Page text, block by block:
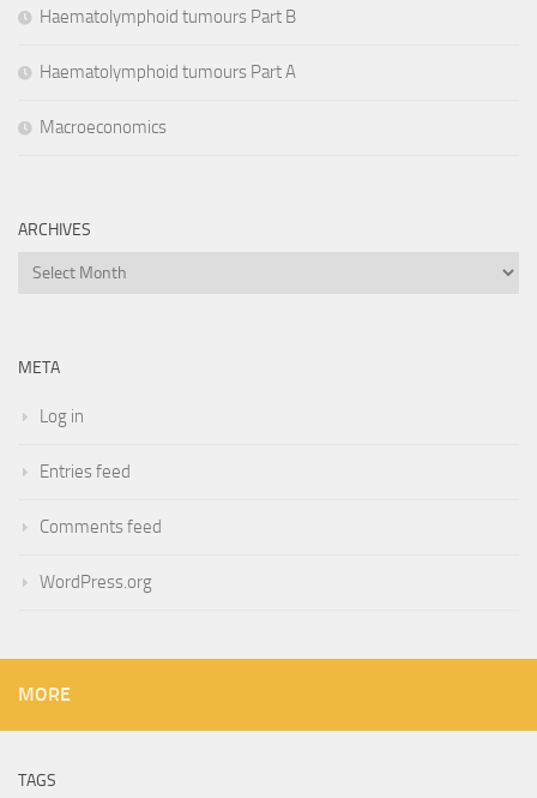
Haematolymphoid tumours Part B
Haematolymphoid tumours Part A
Macroeconomics
ARCHIVES
Archives
META
Log in
Entries feed
Comments feed
WordPress.org
MORE
TAGS